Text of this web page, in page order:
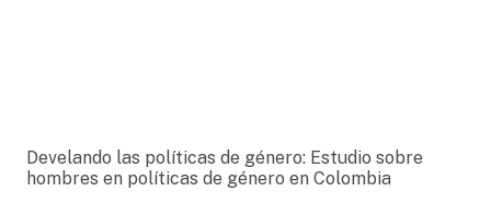
Develando las políticas de género: Estudio sobre
hombres en políticas de género en Colombia